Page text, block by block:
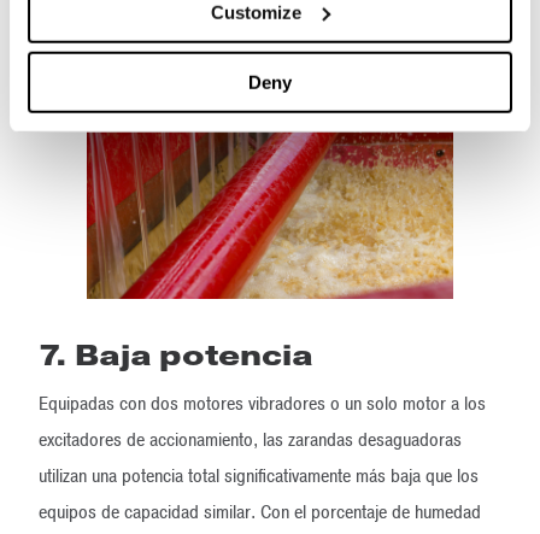
Customize
Deny
extremo de alimentación.
7. Baja potencia
Equipadas con dos motores vibradores o un solo motor a los
excitadores de accionamiento, las zarandas desaguadoras
utilizan una potencia total significativamente más baja que los
equipos de capacidad similar. Con el porcentaje de humedad